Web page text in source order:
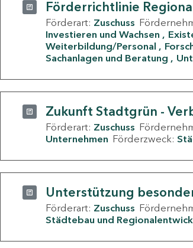
Förderrichtlinie
Förderart: Zuschuss
Investieren und Wachsen
Weiterbildung/Personal
Sachanlagen und Beratung
Zukunft Stadtgrün -
Förderart: Zuschuss
Unternehmen Förderzweck:
Unterstützung
Förderart: Zuschuss
Städtebau und